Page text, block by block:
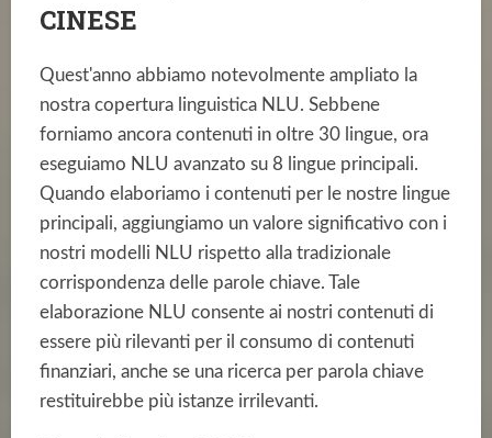
CINESE
Quest'anno abbiamo notevolmente ampliato la
nostra copertura linguistica NLU. Sebbene
forniamo ancora contenuti in oltre 30 lingue, ora
eseguiamo NLU avanzato su 8 lingue principali.
Quando elaboriamo i contenuti per le nostre lingue
principali, aggiungiamo un valore significativo con i
nostri modelli NLU rispetto alla tradizionale
corrispondenza delle parole chiave. Tale
elaborazione NLU consente ai nostri contenuti di
essere più rilevanti per il consumo di contenuti
finanziari, anche se una ricerca per parola chiave
restituirebbe più istanze irrilevanti.